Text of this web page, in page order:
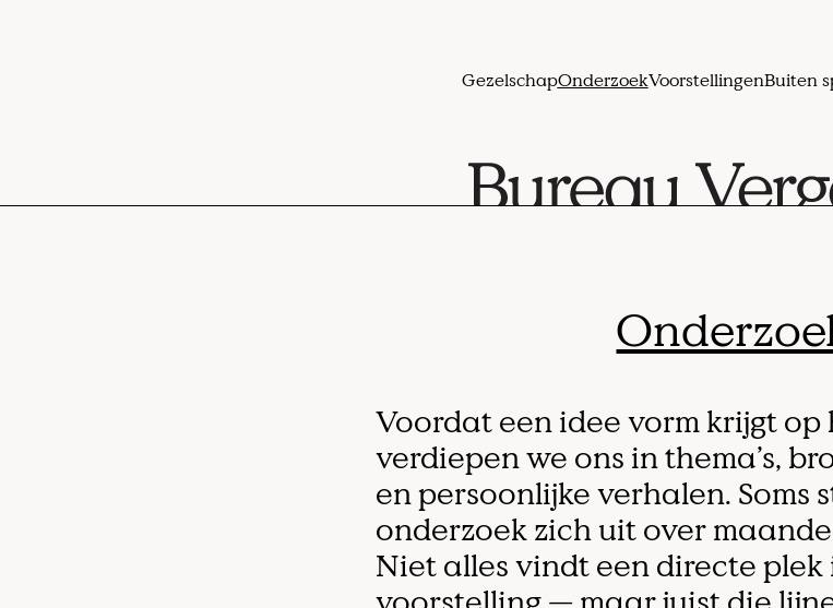
GezelschapOnderzoekVoorstellingenBuiten
Voordat een idee vorm krijgt op
verdiepen we ons in thema’s,
en persoonlijke verhalen. Soms
onderzoek zich uit over
Niet alles vindt een directe